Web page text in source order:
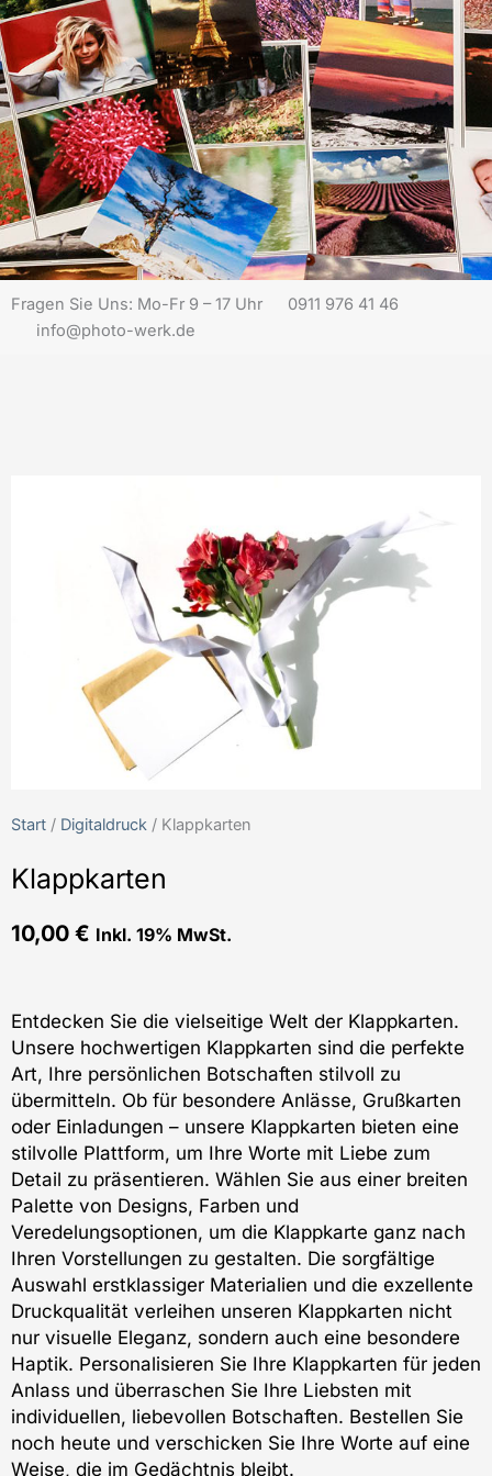
Fragen Sie Uns: Mo-Fr 9 – 17 Uhr
0911 976 41 46
info@photo-werk.de
Start / Digitaldruck / Klappkarten
Klappkarten
10,00 € Inkl. 19% MwSt.
Entdecken Sie die vielseitige Welt der Klappkarten.
Unsere hochwertigen Klappkarten sind die perfekte
Art, Ihre persönlichen Botschaften stilvoll zu
übermitteln. Ob für besondere Anlässe, Grußkarten
oder Einladungen – unsere Klappkarten bieten eine
stilvolle Plattform, um Ihre Worte mit Liebe zum
Detail zu präsentieren. Wählen Sie aus einer breiten
Palette von Designs, Farben und
Veredelungsoptionen, um die Klappkarte ganz nach
Ihren Vorstellungen zu gestalten. Die sorgfältige
Auswahl erstklassiger Materialien und die exzellente
Druckqualität verleihen unseren Klappkarten nicht
nur visuelle Eleganz, sondern auch eine besondere
Haptik. Personalisieren Sie Ihre Klappkarten für jeden
Anlass und überraschen Sie Ihre Liebsten mit
individuellen, liebevollen Botschaften. Bestellen Sie
noch heute und verschicken Sie Ihre Worte auf eine
Weise, die im Gedächtnis bleibt.